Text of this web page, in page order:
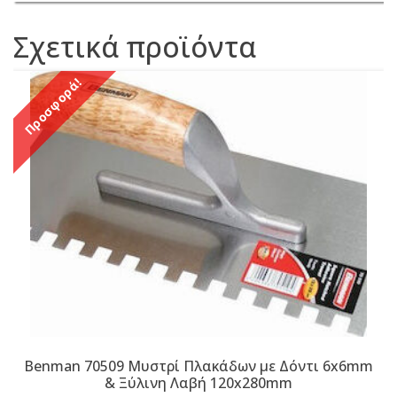
Σχετικά προϊόντα
Προσφορά!
Benman 70509 Μυστρί Πλακάδων με Δόντι 6x6mm
& Ξύλινη Λαβή 120x280mm